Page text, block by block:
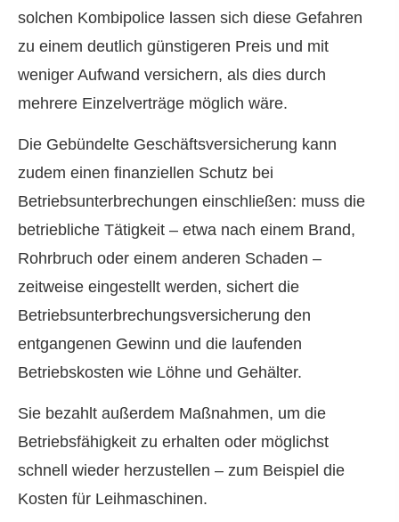
solchen Kombipolice lassen sich diese Gefahren
zu einem deutlich günstigeren Preis und mit
weniger Aufwand ver­sichern, als dies durch
mehrere Einzelverträge möglich wäre.
Die Gebündelte Geschäftsversicherung kann
zudem einen finanziellen Schutz bei
Betriebsunterbrechungen einschließen: muss die
betriebliche Tätigkeit – etwa nach einem Brand,
Rohrbruch oder einem anderen Schaden –
zeitweise eingestellt werden, sichert die
Betriebsunterbrechungsversicherung den
entgangenen Gewinn und die laufenden
Betriebskosten wie Löhne und Gehälter.
Sie bezahlt außerdem Maßnahmen, um die
Betriebsfähigkeit zu erhalten oder möglichst
schnell wieder herzustellen – zum Beispiel die
Kosten für Leihmaschinen.